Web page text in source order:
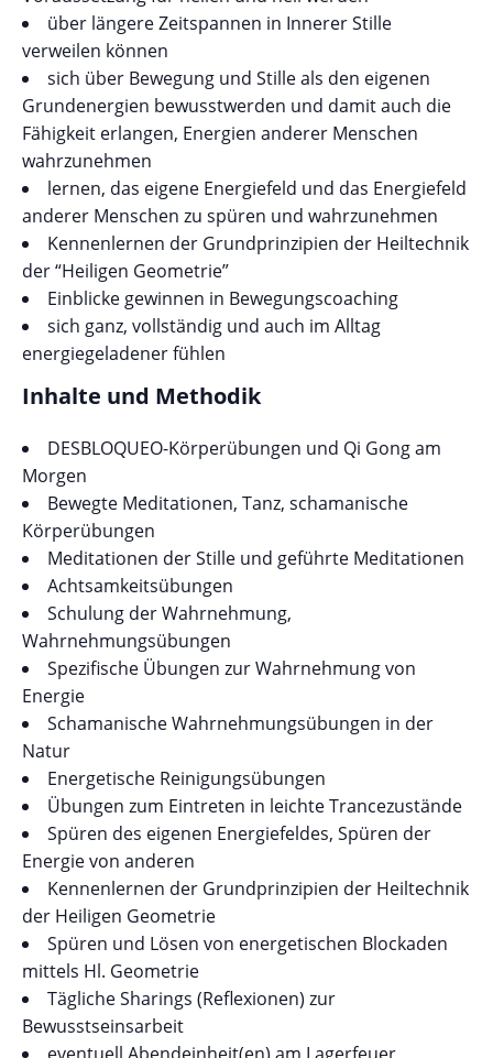
über längere Zeitspannen in Innerer Stille
verweilen können
sich über Bewegung und Stille als den eigenen
Grundenergien bewusstwerden und damit auch die
Fähigkeit erlangen, Energien anderer Menschen
wahrzunehmen
lernen, das eigene Energiefeld und das Energiefeld
anderer Menschen zu spüren und wahrzunehmen
Kennenlernen der Grundprinzipien der Heiltechnik
der “Heiligen Geometrie”
Einblicke gewinnen in Bewegungscoaching
sich ganz, vollständig und auch im Alltag
energiegeladener fühlen
Inhalte und Methodik
DESBLOQUEO-Körperübungen und Qi Gong am
Morgen
Bewegte Meditationen, Tanz, schamanische
Körperübungen
Meditationen der Stille und geführte Meditationen
Achtsamkeitsübungen
Schulung der Wahrnehmung,
Wahrnehmungsübungen
Spezifische Übungen zur Wahrnehmung von
Energie
Schamanische Wahrnehmungsübungen in der
Natur
Energetische Reinigungsübungen
Übungen zum Eintreten in leichte Trancezustände
Spüren des eigenen Energiefeldes, Spüren der
Energie von anderen
Kennenlernen der Grundprinzipien der Heiltechnik
der Heiligen Geometrie
Spüren und Lösen von energetischen Blockaden
mittels Hl. Geometrie
Tägliche Sharings (Reflexionen) zur
Bewusstseinsarbeit